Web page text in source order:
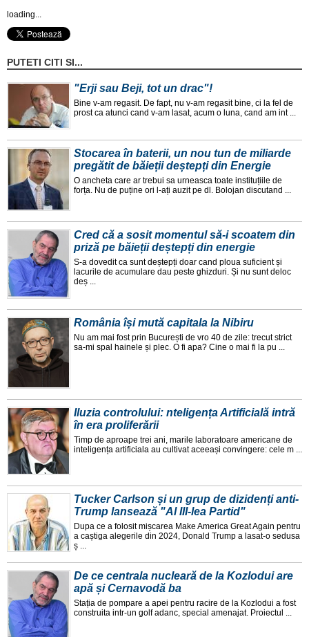
loading...
PUTETI CITI SI...
"Erji sau Beji, tot un drac"!
Bine v-am regasit. De fapt, nu v-am regasit bine, ci la fel de
prost ca atunci cand v-am lasat, acum o luna, cand am int ...
Stocarea în baterii, un nou tun de miliarde
pregătit de băieții deștepți din Energie
O ancheta care ar trebui sa urneasca toate instituțiile de
forța. Nu de puține ori l-ați auzit pe dl. Bolojan discutand ...
Cred că a sosit momentul să-i scoatem din
priză pe băieții deștepți din energie
S-a dovedit ca sunt deștepți doar cand ploua suficient și
lacurile de acumulare dau peste ghizduri. Și nu sunt deloc
deș ...
România își mută capitala la Nibiru
Nu am mai fost prin București de vro 40 de zile: trecut strict
sa-mi spal hainele și plec. O fi apa? Cine o mai fi la pu ...
Iluzia controlului: nteligența Artificială intră
în era proliferării
Timp de aproape trei ani, marile laboratoare americane de
inteligența artificiala au cultivat aceeași convingere: cele m ...
Tucker Carlson și un grup de dizidenți anti-
Trump lansează "Al III-lea Partid"
Dupa ce a folosit mișcarea Make America Great Again pentru
a caștiga alegerile din 2024, Donald Trump a lasat-o sedusa
ș ...
De ce centrala nucleară de la Kozlodui are
apă și Cernavodă ba
Stația de pompare a apei pentru racire de la Kozlodui a fost
construita intr-un golf adanc, special amenajat. Proiectul ...